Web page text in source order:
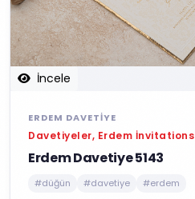
İncele
ERDEM DAVETIYE
Davetiyeler, Erdem İnvitations
Erdem Davetiye 5143
#düğün #davetiye #erdem